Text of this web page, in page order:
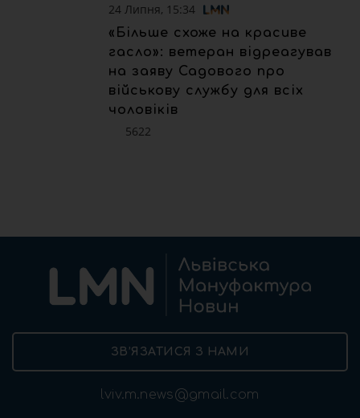
24 Липня, 15:34
«Більше схоже на красиве
гасло»: ветеран відреагував
на заяву Садового про
військову службу для всіх
чоловіків
5622
ЗВ’ЯЗАТИСЯ З НАМИ
lviv.m.news@gmail.com